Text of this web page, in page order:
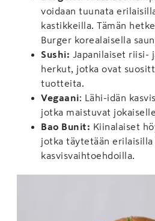
voidaan tuunata
kastikkeilla. Tämän
Burger korealaisella
Sushi: Japanilaiset riisi-
herkut, jotka ovat
tuotteita.
Vegaani: Lähi-idän
jotka maistuvat jokaiselle.
Bao Bunit: Kiinalaiset
jotka täytetään erilaisilla
kasvisvaihtoehdoilla.